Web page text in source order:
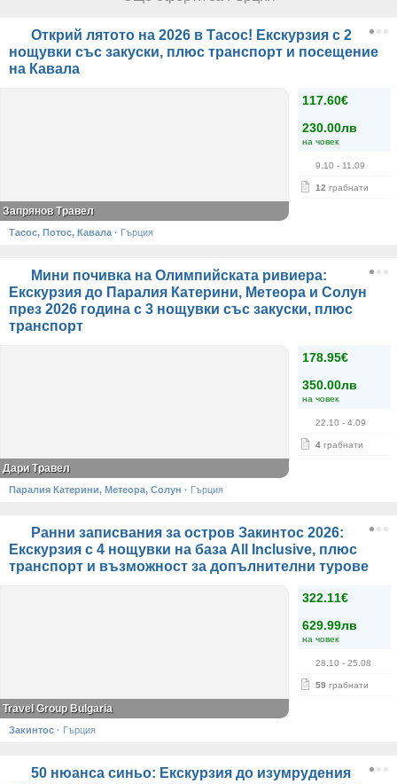
Открий лятото на 2026 в Тасос! Екскурзия с 2
нощувки със закуски, плюс транспорт и посещение
на Кавала
117.60€
230.00лв
на човек
9.10 - 11.09
12 грабнати
Запрянов Травел
Тасос, Потос, Кавала · Гърция
Мини почивка на Олимпийската ривиера:
Екскурзия до Паралия Катерини, Метеора и Солун
през 2026 година с 3 нощувки със закуски, плюс
транспорт
178.95€
350.00лв
на човек
22.10 - 4.09
4 грабнати
Дари Травел
Паралия Катерини, Метеора, Солун · Гърция
Ранни записвания за остров Закинтос 2026:
Екскурзия с 4 нощувки на база All Inclusive, плюс
транспорт и възможност за допълнителни турове
322.11€
629.99лв
на човек
28.10 - 25.08
59 грабнати
Travel Group Bulgaria
Закинтос · Гърция
50 нюанса синьо: Екскурзия до изумрудения